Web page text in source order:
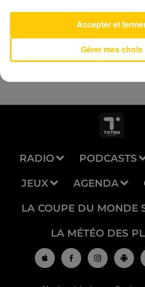
MANON LISA
RADIO PODCASTS
JEUX AGENDA
LA COUPE DU MONDE
LA MÉTÉO DES
Gérer mes choix
Accepter et